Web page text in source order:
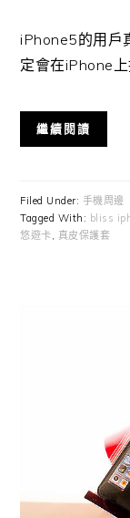
iPhone5的用戶
定會在iPhone
繼續閱讀
Filed Under: 手機周邊
Tagged With: bliss
悠遊卡
真皮保護套